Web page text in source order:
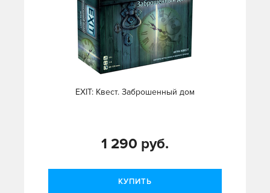
EXIT: Квест. Заброшенный дом
1 290 руб.
КУПИТЬ